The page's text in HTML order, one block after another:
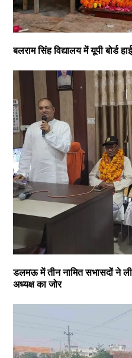
बलराम सिंह विद्यालय में यूपी बोर्ड
डलमऊ में तीन नामित सभासदों ने
अध्यक्ष का जोर